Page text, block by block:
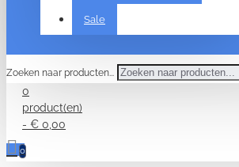
Sale
Zoeken naar producten...
0
product(en)
- € 0,00
0